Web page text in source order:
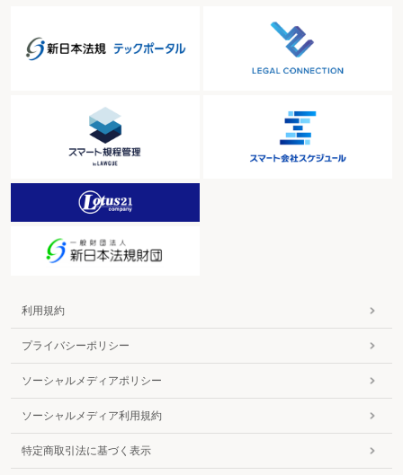
利用規約
プライバシーポリシー
ソーシャルメディアポリシー
ソーシャルメディア利用規約
特定商取引法に基づく表示